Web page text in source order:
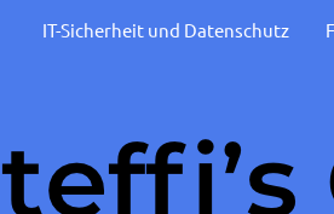
IT-Sicherheit und Datenschutz